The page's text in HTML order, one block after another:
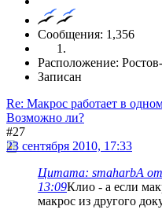
Сообщения: 1,356
Расположение:
Записан
Re: Макрос работает в
Возможно ли?
#27
23 сентября 2010, 17:33
Цитата: smaharbA от
13:09Клио - а если
макрос из другого